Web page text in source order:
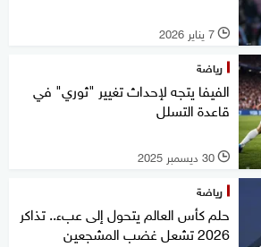
l 7 يناير 2026
رياضة
الفيفا يتجه لإحداث تغيير "ثوري" في
قاعدة التسلل
l 30 ديسمبر 2025
رياضة
حلم كأس العالم يتحول إلى عبء.. تذاكر
2026 تشعل غضب المشجعين